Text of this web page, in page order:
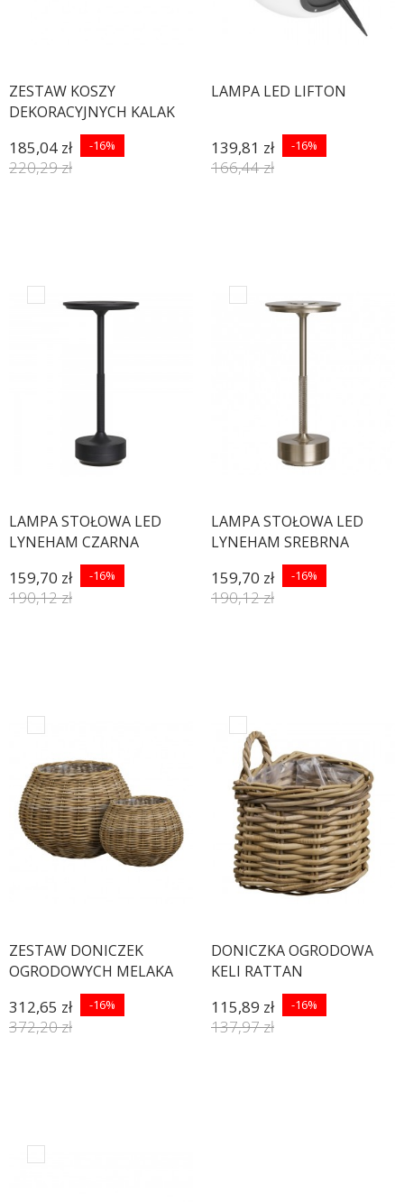
ZESTAW KOSZY
DEKORACYJNYCH KALAK
RATTAN- 2SZT
185,04 zł -16%
220,29 zł
LAMPA LED LIFTON
139,81 zł -16%
166,44 zł
LAMPA STOŁOWA LED
LYNEHAM CZARNA
159,70 zł -16%
190,12 zł
LAMPA STOŁOWA LED
LYNEHAM SREBRNA
159,70 zł -16%
190,12 zł
ZESTAW DONICZEK
OGRODOWYCH MELAKA
RATTAN - 2SZT
312,65 zł -16%
372,20 zł
DONICZKA OGRODOWA
KELI RATTAN
115,89 zł -16%
137,97 zł